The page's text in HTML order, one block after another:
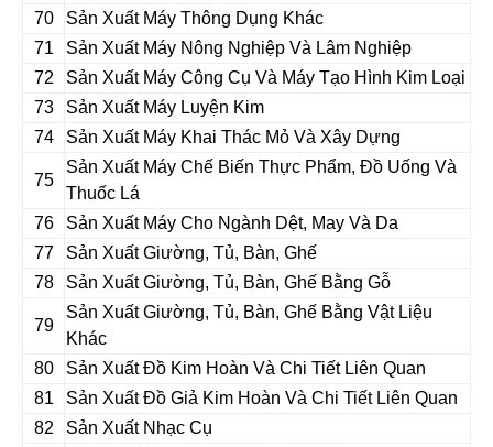
70
Sản Xuất Máy Thông Dụng Khác
71
Sản Xuất Máy Nông Nghiệp Và Lâm Nghiệp
72
Sản Xuất Máy Công Cụ Và Máy Tạo Hình Kim Loại
73
Sản Xuất Máy Luyện Kim
74
Sản Xuất Máy Khai Thác Mỏ Và Xây Dựng
75
Sản Xuất Máy Chế Biến Thực Phẩm, Đồ Uống Và
Thuốc Lá
76
Sản Xuất Máy Cho Ngành Dệt, May Và Da
77
Sản Xuất Giường, Tủ, Bàn, Ghế
78
Sản Xuất Giường, Tủ, Bàn, Ghế Bằng Gỗ
79
Sản Xuất Giường, Tủ, Bàn, Ghế Bằng Vật Liệu
Khác
80
Sản Xuất Đồ Kim Hoàn Và Chi Tiết Liên Quan
81
Sản Xuất Đồ Giả Kim Hoàn Và Chi Tiết Liên Quan
82
Sản Xuất Nhạc Cụ